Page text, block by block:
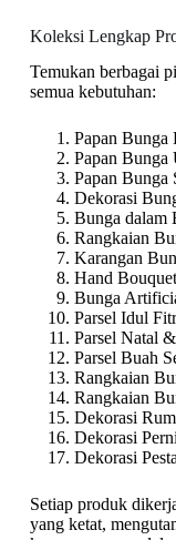
Koleksi Lengkap
Temukan berbagai
semua kebutuhan:
Papan Bunga
Papan Bunga
Papan Bunga
Dekorasi
Bunga dalam
Rangkaian
Karangan
Hand
Bunga
Parsel Idul
Parsel Natal
Parsel Buah
Rangkaian
Rangkaian
Dekorasi
Dekorasi
Dekorasi
Setiap produk
yang ketat,